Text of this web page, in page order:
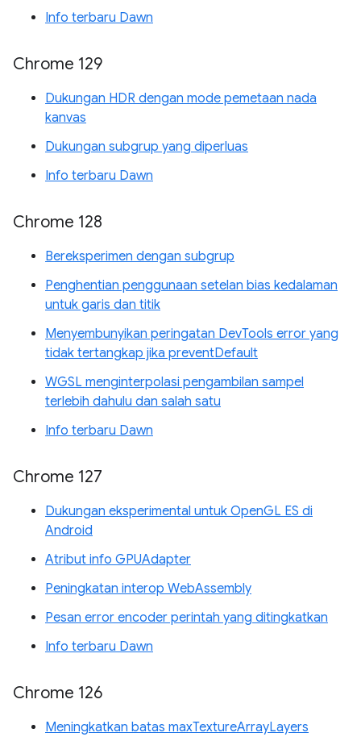
Info terbaru Dawn
Chrome 129
Dukungan HDR dengan mode pemetaan nada
kanvas
Dukungan subgrup yang diperluas
Info terbaru Dawn
Chrome 128
Bereksperimen dengan subgrup
Penghentian penggunaan setelan bias kedalaman
untuk garis dan titik
Menyembunyikan peringatan DevTools error yang
tidak tertangkap jika preventDefault
WGSL menginterpolasi pengambilan sampel
terlebih dahulu dan salah satu
Info terbaru Dawn
Chrome 127
Dukungan eksperimental untuk OpenGL ES di
Android
Atribut info GPUAdapter
Peningkatan interop WebAssembly
Pesan error encoder perintah yang ditingkatkan
Info terbaru Dawn
Chrome 126
Meningkatkan batas maxTextureArrayLayers